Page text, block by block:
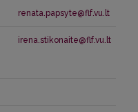
renata.papsyte@flf.vu.lt
irena.stikonaite@flf.vu.lt